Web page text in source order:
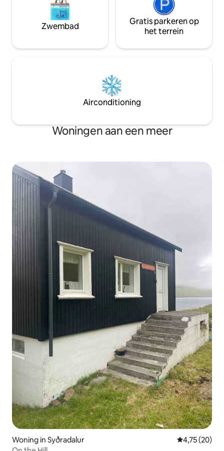
Zwembad
Gratis parkeren op
het terrein
Airconditioning
Woningen aan een meer
Woning in Syðradalur Gemiddelde
4,75 (20)